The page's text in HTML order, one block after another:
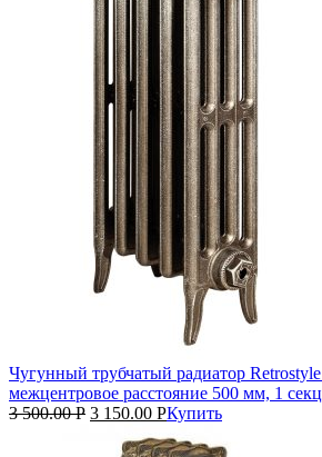
Чугунный трубчатый радиатор
межцентровое расстояние 500 мм, 1
3 500.00Р 3 150.00 РКупить